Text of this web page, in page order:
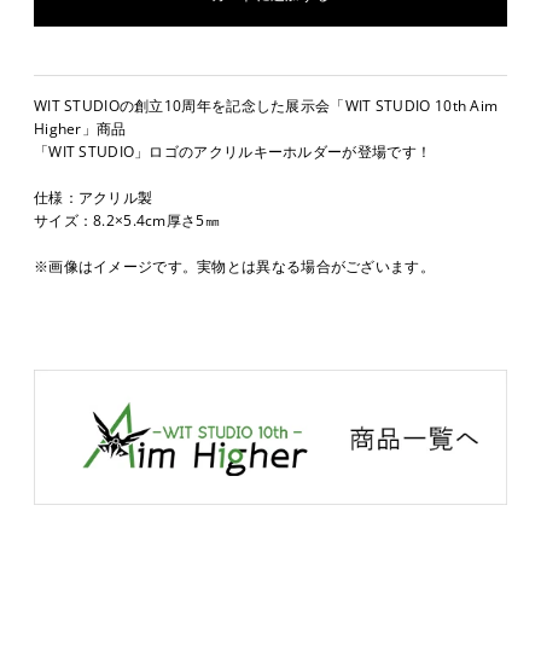
WIT STUDIOの創立10周年を記念した展示会「WIT STUDIO 10th Aim
Higher」商品
「WIT STUDIO」ロゴのアクリルキーホルダーが登場です！
仕様：アクリル製
サイズ：8.2×5.4cm厚さ5㎜
※画像はイメージです。実物とは異なる場合がございます。